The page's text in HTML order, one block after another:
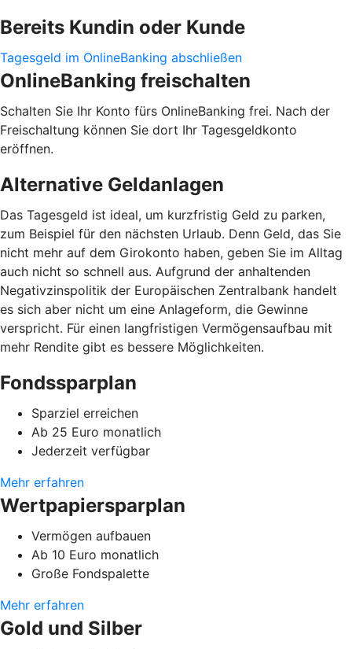
Bereits Kundin oder Kunde
Tagesgeld im OnlineBanking abschließen
OnlineBanking freischalten
Schalten Sie Ihr Konto fürs OnlineBanking frei. Nach der
Freischaltung können Sie dort Ihr Tagesgeldkonto
eröffnen.
Alternative Geldanlagen
Das Tagesgeld ist ideal, um kurzfristig Geld zu parken,
zum Beispiel für den nächsten Urlaub. Denn Geld, das Sie
nicht mehr auf dem Girokonto haben, geben Sie im Alltag
auch nicht so schnell aus. Aufgrund der anhaltenden
Negativzinspolitik der Europäischen Zentralbank handelt
es sich aber nicht um eine Anlageform, die Gewinne
verspricht. Für einen langfristigen Vermögensaufbau mit
mehr Rendite gibt es bessere Möglichkeiten.
Fondssparplan
Sparziel erreichen
Ab 25 Euro monatlich
Jederzeit verfügbar
Mehr erfahren
Wertpapiersparplan
Vermögen aufbauen
Ab 10 Euro monatlich
Große Fondspalette
Mehr erfahren
Gold und Silber